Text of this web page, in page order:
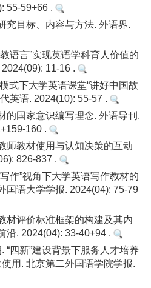
55-59+66 .
究目标、内容与方法. 外语界.
语言”实现英语学科育人价值的
11-16 .
式下大学英语课堂“讲好中国故
英语. 2024(10): 55-57 .
的国家意识编写理念. 外语导刊.
160 .
师教材使用与认知决策的互动
826-837 .
作”视角下大学英语写作教材的
国语大学学报. 2024(04): 75-79
材评价标准框架的构建及其内
沿. 2024(04): 33-40+94 .
“四新”建设背景下服务人才培养
用. 北京第二外国语学院学报.